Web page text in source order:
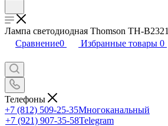
Лампа светодиодная Thomson TH-B2321
Сравнение0 Избранные товары 0
Телефоны
+7 (812) 509-25-35Многоканальный
+7 (921) 907-35-58Telegram